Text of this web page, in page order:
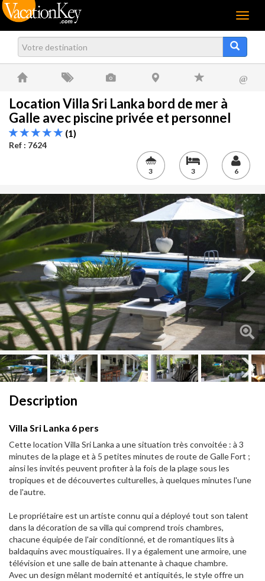
Menu
@
Location Villa Sri Lanka bord de mer à
Galle avec piscine privée et personnel
(1)
Ref : 7624
3 3 6
Next
Description
Villa Sri Lanka 6 pers
Cette location Villa Sri Lanka a une situation très convoitée : à 3
minutes de la plage et à 5 petites minutes de route de Galle Fort ;
ainsi les invités peuvent profiter à la fois de la plage sous les
tropiques et de découvertes culturelles, à quelques minutes l'une
de l'autre.
Le propriétaire est un artiste connu qui a déployé tout son talent
dans la décoration de sa villa qui comprend trois chambres,
chacune équipée de l'air conditionné, et de romantiques lits à
baldaquins avec moustiquaires. Il y a également une armoire, une
télévision et une salle de bain attenante à chaque chambre.
Avec un design mêlant modernité et antiquités, le style offre un